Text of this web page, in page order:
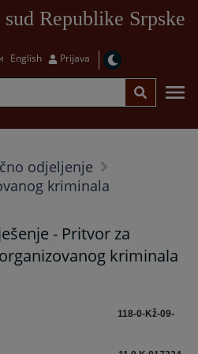
Republike Srpske
English Prijava
odjeljenje
kriminala
- Pritvor za
kriminala
118-0-Kž-09-